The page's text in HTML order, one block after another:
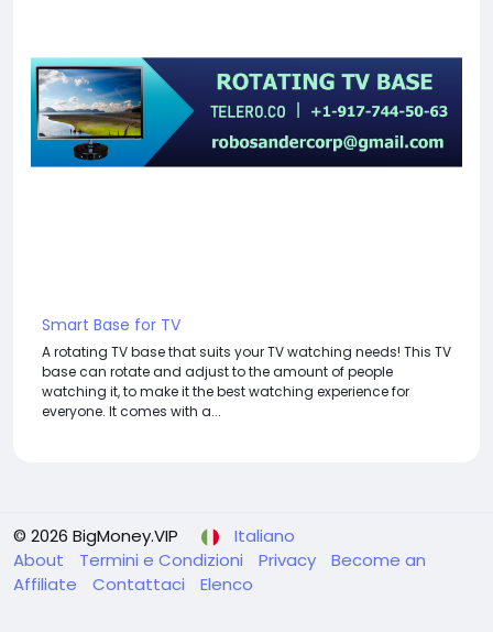
Smart Base for TV
A rotating TV base that suits your TV watching needs! This TV
base can rotate and adjust to the amount of people
watching it, to make it the best watching experience for
everyone. It comes with a...
© 2026 BigMoney.VIP
Italiano
About
Termini e Condizioni Privacy
Become an
Affiliate
Contattaci Elenco